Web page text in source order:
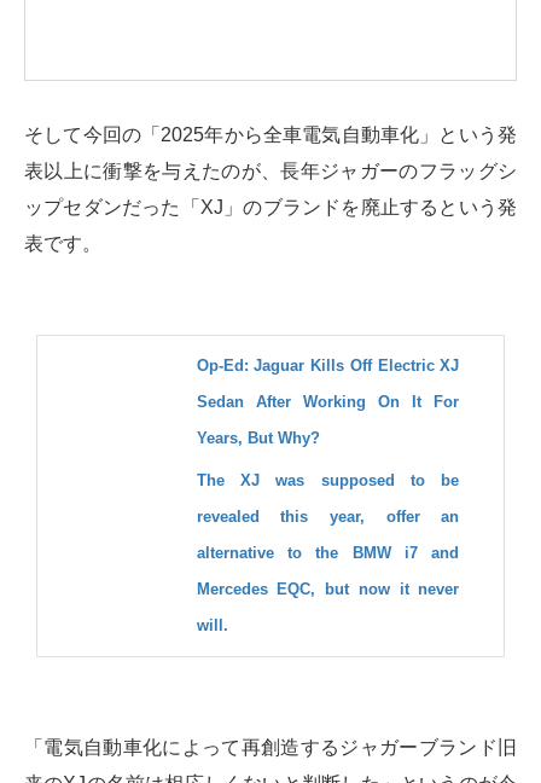
そして今回の「2025年から全車電気自動車化」という発
表以上に衝撃を与えたのが、長年ジャガーのフラッグシ
ップセダンだった「XJ」のブランドを廃止するという発
表です。
Op-Ed: Jaguar Kills Off Electric XJ
Sedan After Working On It For
Years, But Why?
The XJ was supposed to be
revealed this year, offer an
alternative to the BMW i7 and
Mercedes EQC, but now it never
will.
「電気自動車化によって再創造するジャガーブランド旧